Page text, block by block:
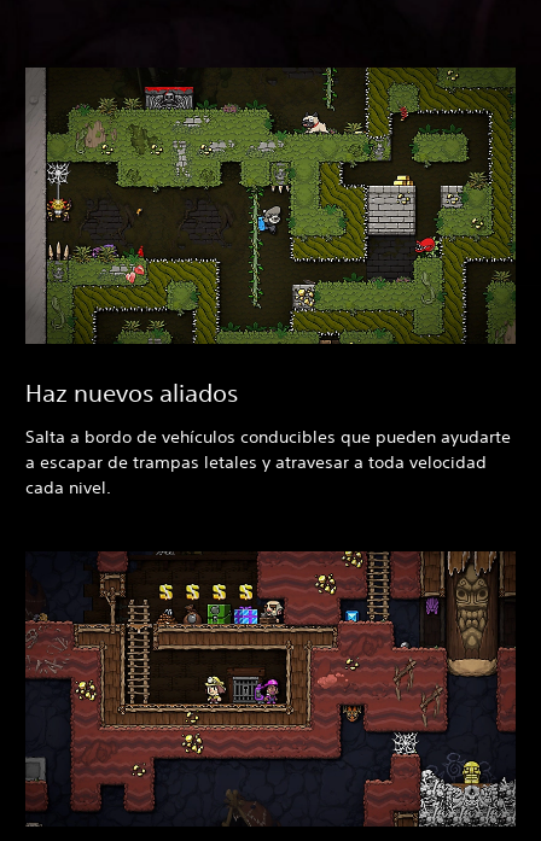
Haz nuevos aliados
Salta a bordo de vehículos conducibles que pueden ayudarte
a escapar de trampas letales y atravesar a toda velocidad
cada nivel.